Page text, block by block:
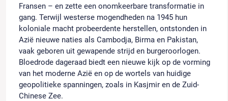
Fransen – en zette een onomkeerbare transformatie in
gang. Terwijl westerse mogendheden na 1945 hun
koloniale macht probeerdente herstellen, ontstonden in
Azië nieuwe naties als Cambodja, Birma en Pakistan,
vaak geboren uit gewapende strijd en burgeroorlogen.
Bloedrode dageraad biedt een nieuwe kijk op de vorming
van het moderne Azië en op de wortels van huidige
geopolitieke spanningen, zoals in Kasjmir en de Zuid-
Chinese Zee.